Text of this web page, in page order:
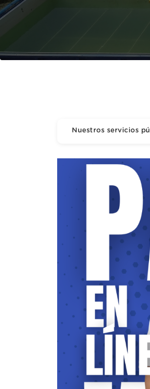
Nuestros servicios